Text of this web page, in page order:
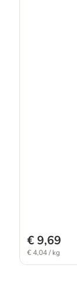
€ 9,69
€ 4,04 / kg